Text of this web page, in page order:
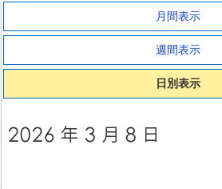
月間表示
週間表示
日別表示